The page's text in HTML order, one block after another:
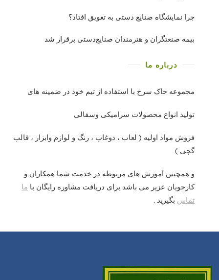
چرا نمایشگاه صنایع دستی به تعویق افتاد؟
بیمه صنعتگران و هنرمندان صنایع‌دستی برقرار شد
درباره ما
مجموعه خاک سرخ با استفاده از تیم خود در ضمینه های
تولید انواع محصولات سرامیکی وسفالی
فروش مواد اولیه ( لعاب ، دوغاب ، رنگ و لوازم وابزار ، قالب
گچی )
و همچنین آموزش های مربوطه در خدمت شما همکاران و
کارجویان عزیر می باشد برای دریافت مشاوره رایگان با ما
تماس بگیرید .